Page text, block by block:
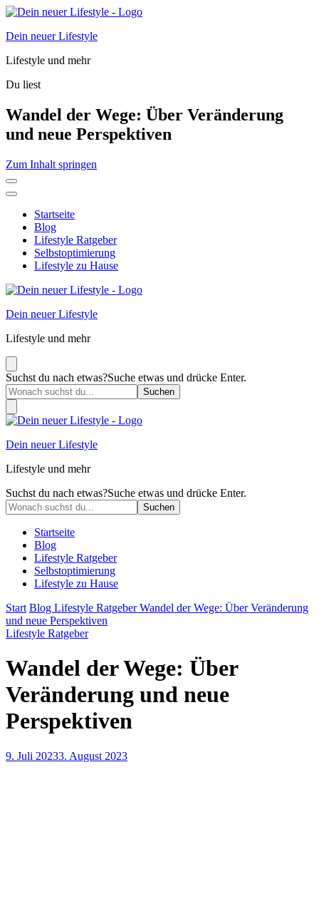
Dein neuer Lifestyle
Lifestyle und mehr
Du liest
Wandel der Wege: Über Veränderung
und neue Perspektiven
Zum Inhalt springen
Startseite
Blog
Lifestyle Ratgeber
Selbstoptimierung
Lifestyle zu Hause
Dein neuer Lifestyle
Lifestyle und mehr
Suchst du nach etwas?Suche etwas und drücke Enter.
Dein neuer Lifestyle
Lifestyle und mehr
Suchst du nach etwas?Suche etwas und drücke Enter.
Startseite
Blog
Lifestyle Ratgeber
Selbstoptimierung
Lifestyle zu Hause
Start Blog Lifestyle RatgeberWandel der Wege: Über Veränderung
und neue Perspektiven
Lifestyle Ratgeber
Wandel der Wege: Über
Veränderung und neue
Perspektiven
9. Juli 20233. August 2023